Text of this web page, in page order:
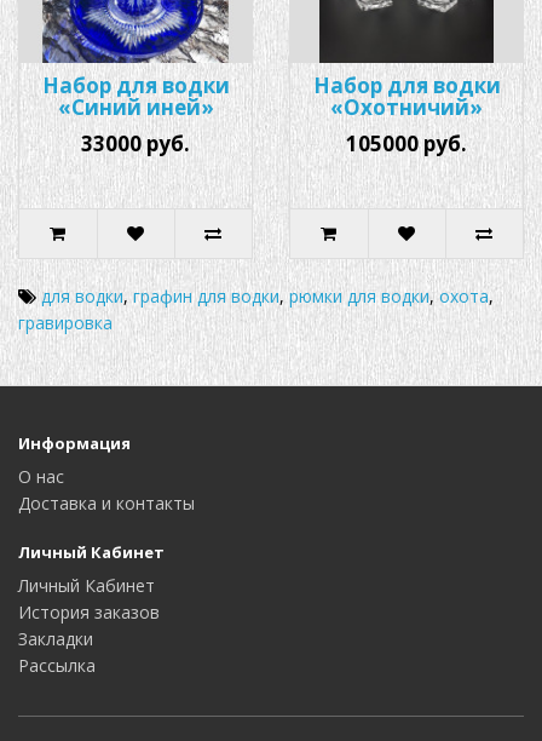
Набор для водки
«Синий иней»
33000 руб.
Набор для водки
«Охотничий»
105000 руб.
для водки, графин для водки,рюмки для водки, охота,
гравировка
Информация
О нас
Доставка и контакты
Личный Кабинет
Личный Кабинет
История заказов
Закладки
Рассылка